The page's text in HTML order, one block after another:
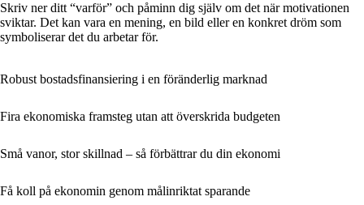
Skriv ner ditt “varför” och påminn dig själv om det när motivationen
sviktar. Det kan vara en mening, en bild eller en konkret dröm som
symboliserar det du arbetar för.
Robust bostadsfinansiering i en föränderlig marknad
Fira ekonomiska framsteg utan att överskrida budgeten
Små vanor, stor skillnad – så förbättrar du din ekonomi
Få koll på ekonomin genom målinriktat sparande